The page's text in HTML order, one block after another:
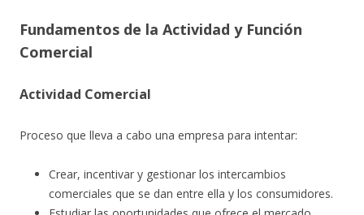
Fundamentos de la Actividad y Función
Comercial
Actividad Comercial
Proceso que lleva a cabo una empresa para intentar:
Crear, incentivar y gestionar los intercambios
comerciales que se dan entre ella y los consumidores.